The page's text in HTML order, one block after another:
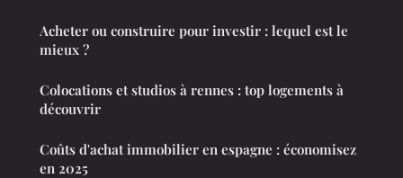
Acheter ou construire pour investir : lequel est le
mieux ?
Colocations et studios à rennes : top logements à
découvrir
Coûts d'achat immobilier en espagne : économisez
en 2025